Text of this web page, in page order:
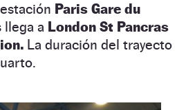
Paris Gare du
llega a London St Pancras
La duración del trayecto